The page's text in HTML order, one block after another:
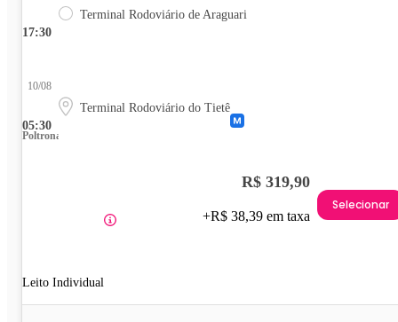
17:30
Terminal Rodoviário de Araguari
05:30
10/08
Terminal Rodoviário do Tietê
Poltrona
Leito Individual
R$ 319,90
+R$ 38,39 em taxa
Selecionar